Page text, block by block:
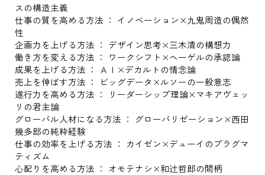
スの構造主義
仕事の質を高める方法 ： イノベーション×九鬼周造の偶然
性
企画力を上げる方法 ： デザイン思考×三木清の構想力
働き方を変える方法 ： ワークシフト×ヘーゲルの承認論
成果を上げる方法 ： ＡＩ×デカルトの情念論
売上を伸ばす方法 ： ビッグデータ×ルソーの一般意志
遂行力を高める方法 ： リーダーシップ理論×マキアヴェッ
リの君主論
グローバル人材になる方法 ： グローバリゼーション×西田
幾多郎の純粋経験
仕事の効率を上げる方法 ： カイゼン×デューイのプラグマ
ティズム
心配りを高める方法 ： オモテナシ×和辻哲郎の間柄